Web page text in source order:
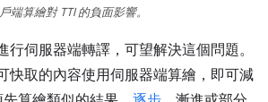
端算繪對 TTI 的負面影響。
行伺服器端轉譯，可望解決這個問題。
快取的內容使用伺服器端算繪，即可減